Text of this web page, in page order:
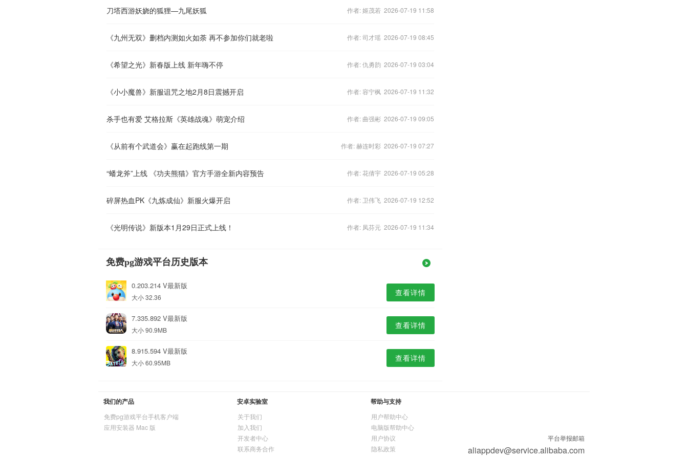
刀塔西游妖娆的狐狸—九尾妖狐 作者: 姬茂若 2026-07-19 11:58
《九州无双》删档内测如火如荼 再不参加你们就老啦 作者: 司才瑶 2026-07-19 08:45
《希望之光》新春版上线 新年嗨不停 作者: 仇勇韵 2026-07-19 03:04
《小小魔兽》新服诅咒之地2月8日震撼开启 作者: 容宁枫 2026-07-19 11:32
杀手也有爱 艾格拉斯《英雄战魂》萌宠介绍 作者: 曲强彬 2026-07-19 09:05
《从前有个武道会》赢在起跑线第一期 作者: 赫连时彩 2026-07-19 07:27
“蟠龙斧”上线 《功夫熊猫》官方手游全新内容预告 作者: 花倩宇 2026-07-19 05:28
碎屏热血PK《九炼成仙》新服火爆开启 作者: 卫伟飞 2026-07-19 12:52
《光明传说》新版本1月29日正式上线！ 作者: 凤芬元 2026-07-19 11:34
免费pg游戏平台历史版本
0.203.214 V最新版
大小 32.36 查看详情
7.335.892 V最新版
大小 90.9MB 查看详情
8.915.594 V最新版
大小 60.95MB 查看详情
我们的产品
免费pg游戏平台手机客户端
应用安装器 Mac 版
安卓实验室
关于我们
加入我们
开发者中心
联系商务合作
帮助与支持
用户帮助中心
电脑版帮助中心
用户协议
隐私政策
平台举报邮箱
aliappdev@service.alibaba.com